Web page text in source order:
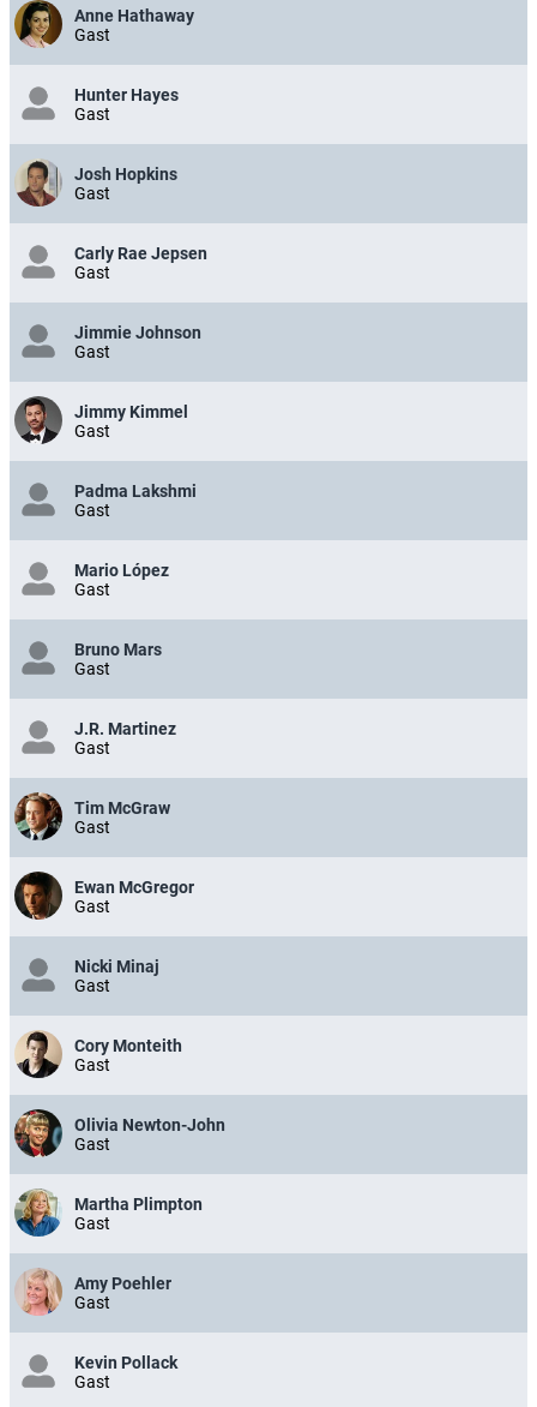
Anne Hathaway
Gast
Hunter Hayes
Gast
Josh Hopkins
Gast
Carly Rae Jepsen
Gast
Jimmie Johnson
Gast
Jimmy Kimmel
Gast
Padma Lakshmi
Gast
Mario López
Gast
Bruno Mars
Gast
J.R. Martinez
Gast
Tim McGraw
Gast
Ewan McGregor
Gast
Nicki Minaj
Gast
Cory Monteith
Gast
Olivia Newton-John
Gast
Martha Plimpton
Gast
Amy Poehler
Gast
Kevin Pollack
Gast